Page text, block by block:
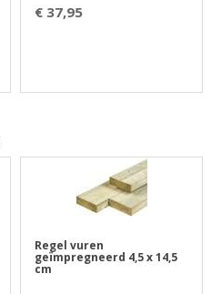
€ 37,95
Regel vuren
geïmpregneerd 4,5 x 14,5
cm